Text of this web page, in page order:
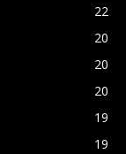
22
20
20
20
19
19